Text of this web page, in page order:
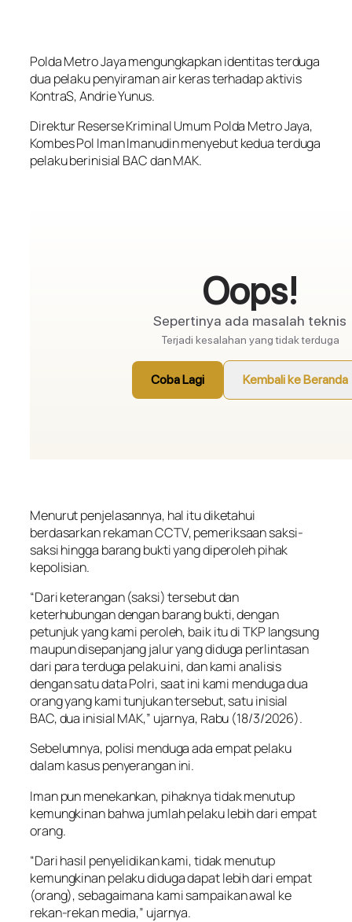
Polda Metro Jaya mengungkapkan identitas terduga
dua pelaku penyiraman air keras terhadap aktivis
KontraS, Andrie Yunus.
Direktur Reserse Kriminal Umum Polda Metro Jaya,
Kombes Pol Iman Imanudin menyebut kedua terduga
pelaku berinisial BAC dan MAK.
Menurut penjelasannya, hal itu diketahui
berdasarkan rekaman CCTV, pemeriksaan saksi-
saksi hingga barang bukti yang diperoleh pihak
kepolisian.
“Dari keterangan (saksi) tersebut dan
keterhubungan dengan barang bukti, dengan
petunjuk yang kami peroleh, baik itu di TKP langsung
maupun disepanjang jalur yang diduga perlintasan
dari para terduga pelaku ini, dan kami analisis
dengan satu data Polri, saat ini kami menduga dua
orang yang kami tunjukan tersebut, satu inisial
BAC, dua inisial MAK,” ujarnya, Rabu (18/3/2026).
Sebelumnya, polisi menduga ada empat pelaku
dalam kasus penyerangan ini.
Iman pun menekankan, pihaknya tidak menutup
kemungkinan bahwa jumlah pelaku lebih dari empat
orang.
“Dari hasil penyelidikan kami, tidak menutup
kemungkinan pelaku diduga dapat lebih dari empat
(orang), sebagaimana kami sampaikan awal ke
rekan-rekan media,” ujarnya.